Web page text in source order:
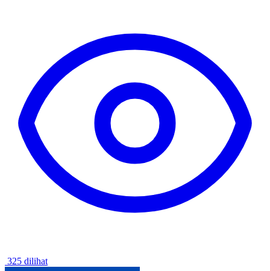
325 dilihat